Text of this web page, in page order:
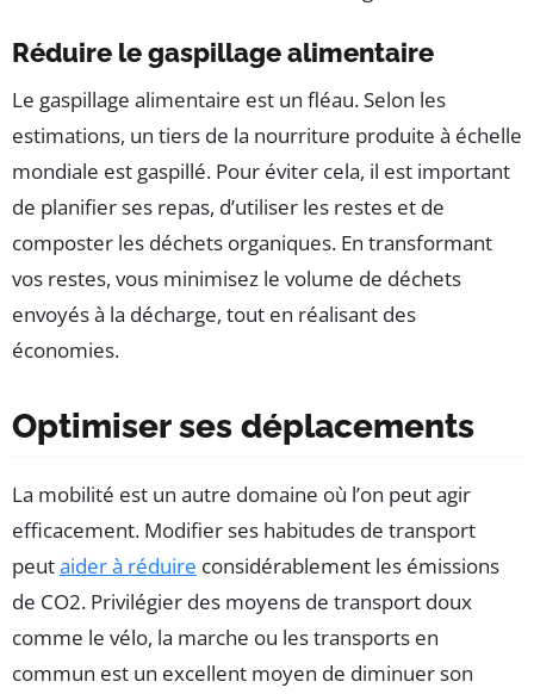
Réduire le gaspillage alimentaire
Le gaspillage alimentaire est un fléau. Selon les
estimations, un tiers de la nourriture produite à échelle
mondiale est gaspillé. Pour éviter cela, il est important
de planifier ses repas, d’utiliser les restes et de
composter les déchets organiques. En transformant
vos restes, vous minimisez le volume de déchets
envoyés à la décharge, tout en réalisant des
économies.
Optimiser ses déplacements
La mobilité est un autre domaine où l’on peut agir
efficacement. Modifier ses habitudes de transport
peutaider à réduire considérablement les émissions
de CO2. Privilégier des moyens de transport doux
comme le vélo, la marche ou les transports en
commun est un excellent moyen de diminuer son